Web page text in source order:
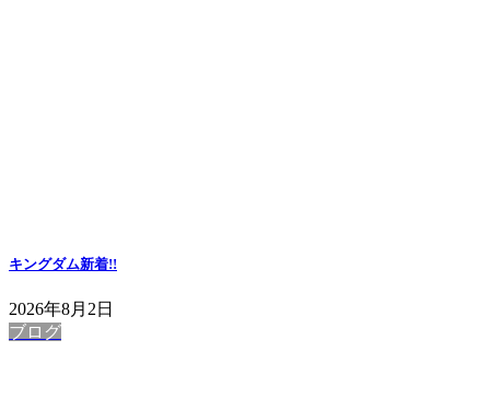
キングダム新着!!
2026年8月2日
ブログ